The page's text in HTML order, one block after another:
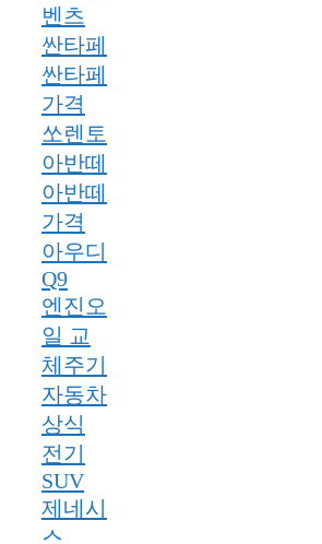
벤츠
싼타페
싼타페
가격
쏘렌토
아반떼
아반떼
가격
아우디
Q9
엔진오
일 교
체주기
자동차
상식
전기
SUV
제네시
스